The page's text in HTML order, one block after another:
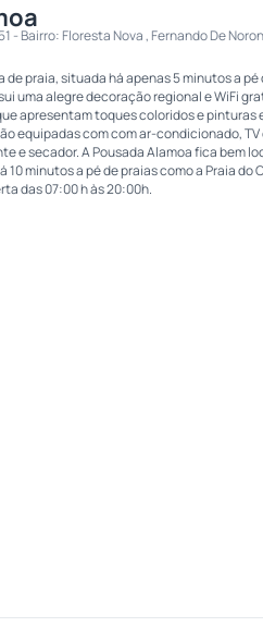
- Bairro: Floresta Nova , Fernando De
praia, situada há apenas 5 minutos a
uma alegre decoração regional e WiFi
apresentam toques coloridos e pinturas
equipadas com com ar-condicionado,
e secador. A Pousada Alamoa fica bem
10 minutos a pé de praias como a Praia do
das 07:00 h às 20:00h.